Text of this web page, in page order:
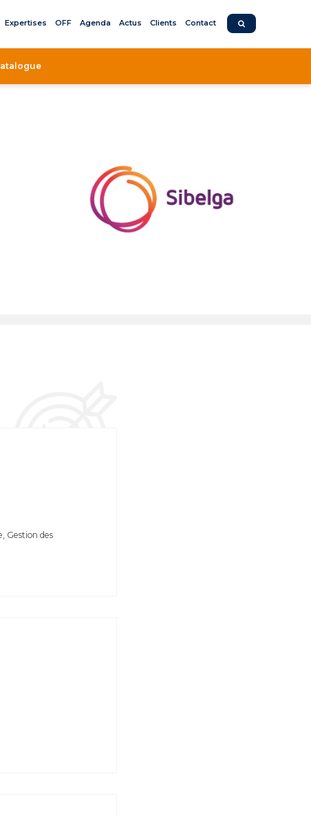
Expertises OFF Agenda Actus Clients Contact
Gestion des